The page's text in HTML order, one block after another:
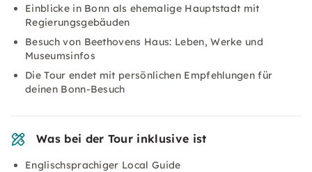
Einblicke in Bonn als ehemalige Hauptstadt mit
Regierungsgebäuden
Besuch von Beethovens Haus: Leben, Werke und
Museumsinfos
Die Tour endet mit persönlichen Empfehlungen für
deinen Bonn-Besuch
Was bei der Tour inklusive ist
Englischsprachiger Local Guide